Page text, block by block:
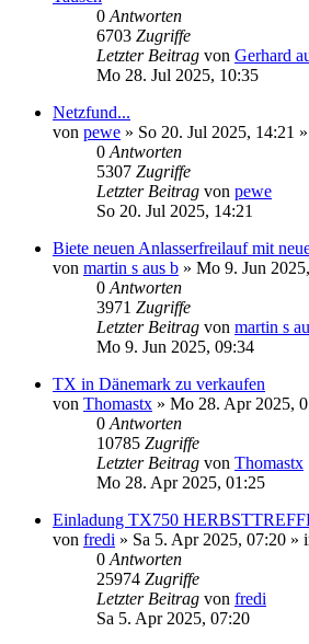
0 Antworten
6703 Zugriffe
Letzter Beitrag von Gerhard
Mo 28. Jul 2025, 10:35
Netzfund...
von pewe » So 20. Jul 2025, 14:21
0 Antworten
5307 Zugriffe
Letzter Beitrag von pewe
So 20. Jul 2025, 14:21
Biete neuen Anlasserfreilauf mit
von martin s aus b » Mo 9. Jun
0 Antworten
3971 Zugriffe
Letzter Beitrag von martin s
Mo 9. Jun 2025, 09:34
TX in Dänemark zu verkaufen
von Thomastx » Mo 28. Apr 2025,
0 Antworten
10785 Zugriffe
Letzter Beitrag von Thomastx
Mo 28. Apr 2025, 01:25
Einladung TX750
von fredi » Sa 5. Apr 2025, 07:20 »
0 Antworten
25974 Zugriffe
Letzter Beitrag von fredi
Sa 5. Apr 2025, 07:20